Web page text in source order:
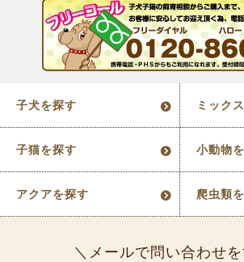
子犬を探す ミック
子猫を探す 小動物
アクアを探す 爬虫類
メールで問い合わせを